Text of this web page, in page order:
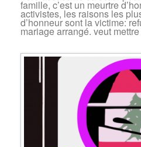
famille, c’est un meurtre
activistes, les raisons les
d’honneur sont la victime:
mariage arrangé. veut